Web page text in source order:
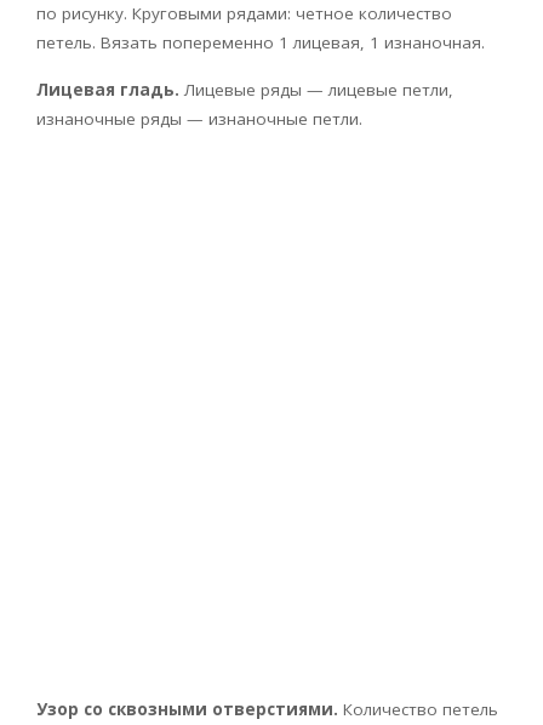
по рисунку. Круговыми рядами: четное количество
петель. Вязать попеременно 1 лицевая, 1 изнаночная.
Лицевая гладь. Лицевые ряды — лицевые петли,
изнаночные ряды — изнаночные петли.
Узор со сквозными отверстиями. Количество петель